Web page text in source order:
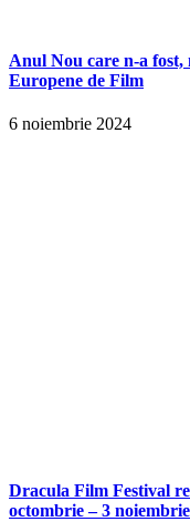
Anul Nou care n-a
Europene de Film
6 noiembrie 2024
Dracula Film Festival
octombrie – 3 noiembrie